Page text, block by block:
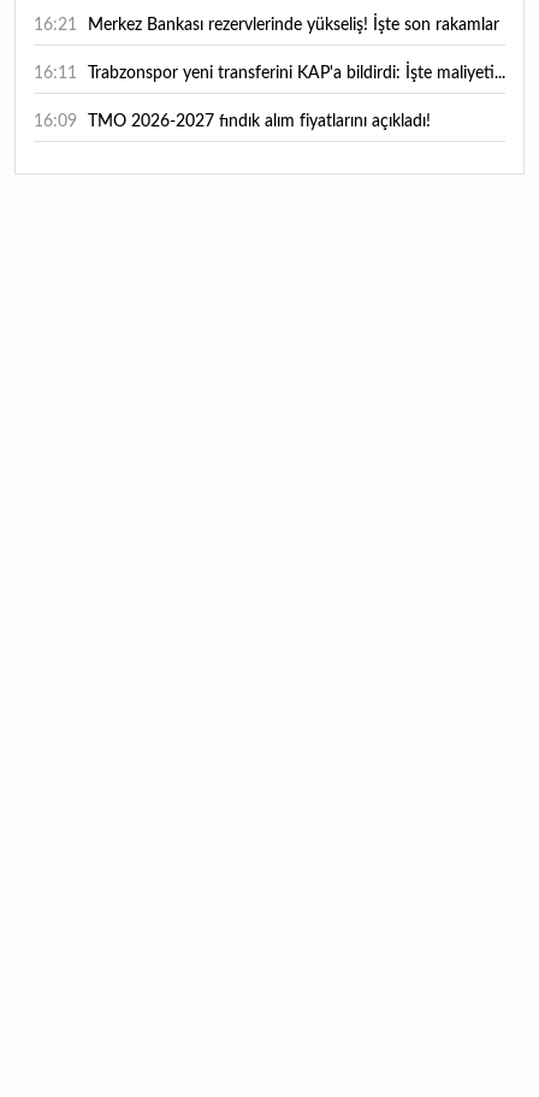
16:21 Merkez Bankası rezervlerinde yükseliş! İşte son rakamlar
16:11 Trabzonspor yeni transferini KAP'a bildirdi: İşte maliyeti...
16:09 TMO 2026-2027 fındık alım fiyatlarını açıkladı!